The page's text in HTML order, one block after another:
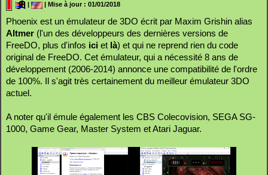
| Mise à jour : 01/01/2018
Phoenix est un émulateur de 3DO écrit par Maxim Grishin alias
Altmer (l'un des développeurs des dernières versions de
FreeDO, plus d'infos ici et là) et qui ne reprend rien du code
original de FreeDO. Cet émulateur, qui a nécessité 8 ans de
développement (2006-2014) annonce une compatibilité de l'ordre
de 100%. Il s'agit très certainement du meilleur émulateur 3DO
actuel.
A noter qu'il émule également les CBS Colecovision, SEGA SG-
1000, Game Gear, Master System et Atari Jaguar.